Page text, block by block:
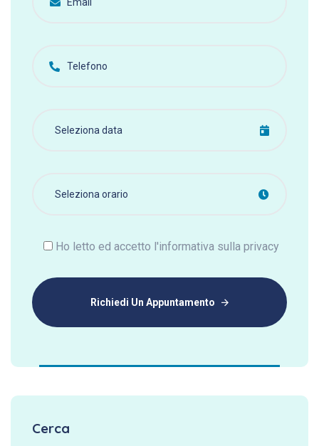
Ho letto ed accetto l'informativa sulla privacy
Richiedi Un Appuntamento
Cerca